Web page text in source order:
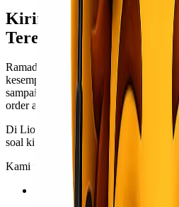
Kirim Kebutuhan
Terencana
Ramadan 2026 bukan sekadar
kesempatan membangun
sampai tepat waktu, pelanggan puas.
order akan mengikuti.
Di Lionel Express, kami memahami
soal kirim barang, tapi tentang
Kami melayani pengiriman:
Door to door